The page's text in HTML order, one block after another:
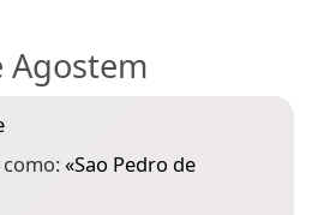
Agostem
«Sao Pedro de